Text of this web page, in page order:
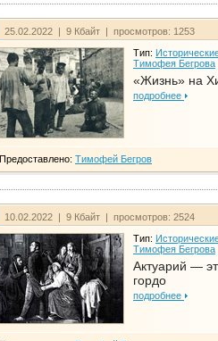
25.02.2022 | 9 Кбайт | просмотров: 1253
Тип:
Тимофея Бегрова
«Жизнь» на
подробнее
Предоставлено: Тимофей Бегров
10.02.2022 | 9 Кбайт | просмотров: 2524
Тип:
Тимофея Бегрова
Актуарий —
гордо
подробнее